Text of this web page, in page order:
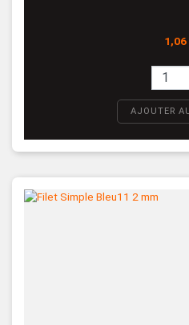
Prix
1,06
AJOUTER